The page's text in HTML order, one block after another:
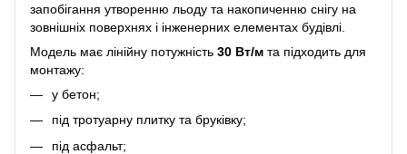
запобігання утворенню льоду та накопиченню снігу на
зовнішніх поверхнях і інженерних елементах будівлі.
Модель має лінійну потужність 30 Вт/м та підходить для
монтажу:
у бетон;
під тротуарну плитку та бруківку;
під асфальт;